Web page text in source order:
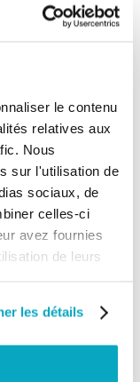
le contenu
relatives aux
Nous
sur l'utilisation de
sociaux, de
celles-ci
avez fournies
de leurs
les détails
Motoréducteur -
au panier
Motoréducteur -
portail battant